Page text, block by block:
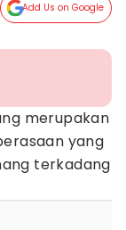
Add Us on Google
merupakan
yang
terkadang